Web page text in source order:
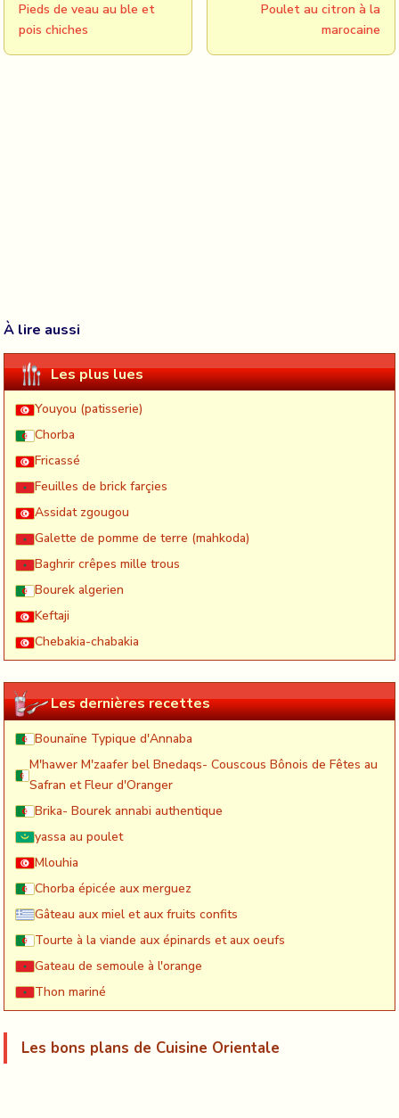
Pieds de veau au ble et
pois chiches
Poulet au citron à la
marocaine
À lire aussi
Les plus lues
Youyou (patisserie)
Chorba
Fricassé
Feuilles de brick farçies
Assidat zgougou
Galette de pomme de terre (mahkoda)
Baghrir crêpes mille trous
Bourek algerien
Keftaji
Chebakia-chabakia
Les dernières recettes
Bounaïne Typique d'Annaba
M'hawer M'zaafer bel Bnedaqs- Couscous Bônois de Fêtes au
Safran et Fleur d'Oranger
Brika- Bourek annabi authentique
yassa au poulet
Mlouhia
Chorba épicée aux merguez
Gâteau aux miel et aux fruits confits
Tourte à la viande aux épinards et aux oeufs
Gateau de semoule à l'orange
Thon mariné
Les bons plans de Cuisine Orientale